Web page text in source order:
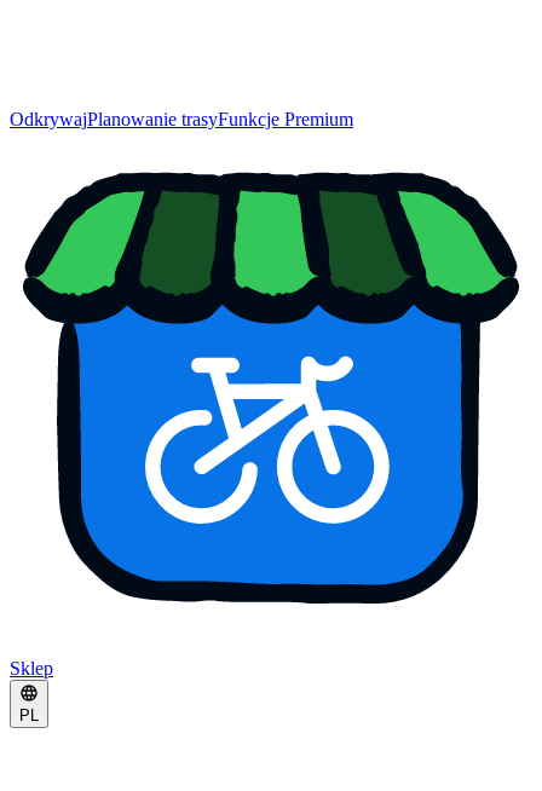
OdkrywajPlanowanie trasyFunkcje Premium
Sklep
PL